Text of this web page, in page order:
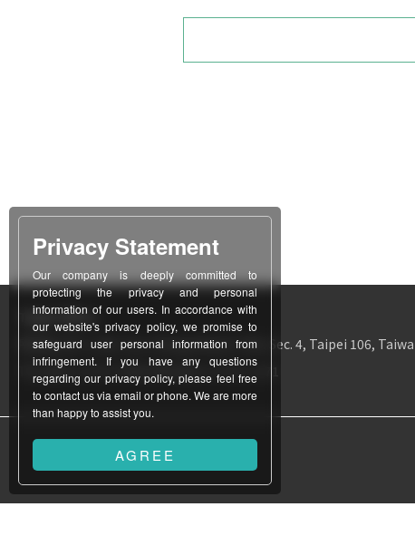
Taipei Office
所在地12F-1, No. 311, Chung Hsiao E. Rd., Sec. 4, Taipei 106,
TEL886-2-2771-3403 FAX 886-2-2731-1171
Privacy Statement
Our company is deeply committed to
protecting the privacy and personal
information of our users. In accordance with
our website's privacy policy, we promise to
safeguard user personal information from
infringement. If you have any questions
regarding our privacy policy, please feel free
to contact us via email or phone. We are more
than happy to assist you.
AGREE